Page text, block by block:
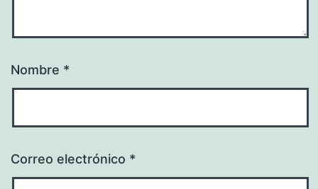
Nombre *
Correo electrónico *